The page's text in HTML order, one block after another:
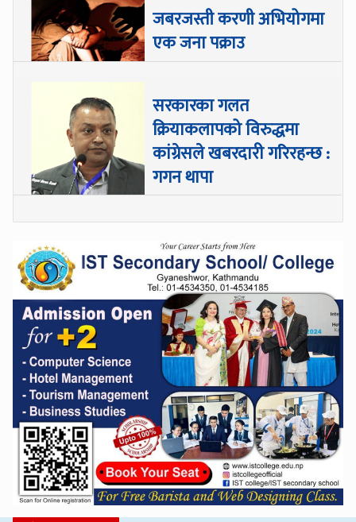
जबरजस्ती करणी अभियोगमा
एक जना पक्राउ
सरकारका गलत
क्रियाकलापको विरुद्धमा
कांग्रेसले खबरदारी गरिरहन्छ :
गगन थापा